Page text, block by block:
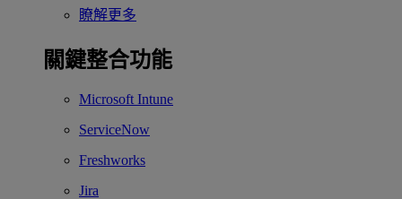
瞭解更多
關鍵整合功能
Microsoft Intune
ServiceNow
Freshworks
Jira